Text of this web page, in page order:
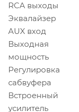
RCA выходы
Эквалайзер
AUX вход
Выходная
мощность
Регулировка
сабвуфера
Встроенный
усилитель